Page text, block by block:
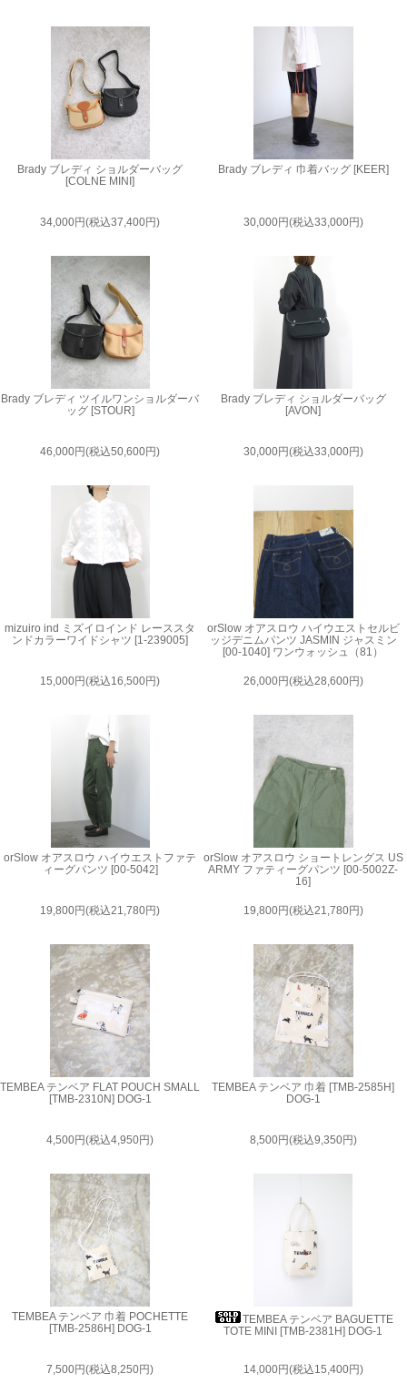
Brady ブレディ ショルダーバッグ
[COLNE MINI]
34,000円(税込37,400円)
Brady ブレディ 巾着バッグ [KEER]
30,000円(税込33,000円)
Brady ブレディ ツイルワンショルダーバ
ッグ [STOUR]
46,000円(税込50,600円)
Brady ブレディ ショルダーバッグ
[AVON]
30,000円(税込33,000円)
mizuiro ind ミズイロインド レーススタ
ンドカラーワイドシャツ [1-239005]
15,000円(税込16,500円)
orSlow オアスロウ ハイウエストセルビ
ッジデニムパンツ JASMIN ジャスミン
[00-1040] ワンウォッシュ（81）
26,000円(税込28,600円)
orSlow オアスロウ ハイウエストファテ
ィーグパンツ [00-5042]
19,800円(税込21,780円)
orSlow オアスロウ ショートレングス US
ARMY ファティーグパンツ [00-5002Z-
16]
19,800円(税込21,780円)
TEMBEA テンベア FLAT POUCH SMALL
[TMB-2310N] DOG-1
4,500円(税込4,950円)
TEMBEA テンベア 巾着 [TMB-2585H]
DOG-1
8,500円(税込9,350円)
TEMBEA テンベア 巾着 POCHETTE
[TMB-2586H] DOG-1
7,500円(税込8,250円)
TEMBEA テンベア BAGUETTE
TOTE MINI [TMB-2381H] DOG-1
14,000円(税込15,400円)